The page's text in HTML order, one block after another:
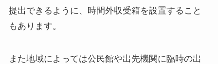
提出できるように、時間外収受箱を設置すること
もあります。
また地域によっては公民館や出先機関に臨時の出